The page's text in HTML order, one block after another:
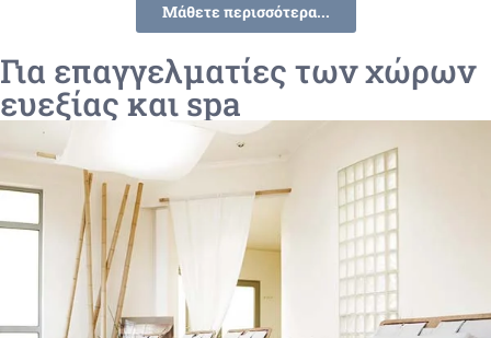
Μάθετε περισσότερα...
Για επαγγελματίες των χώρων
ευεξίας και spa